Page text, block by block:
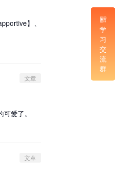
】、
文章
爱了。
文章
学
习
交
流
群